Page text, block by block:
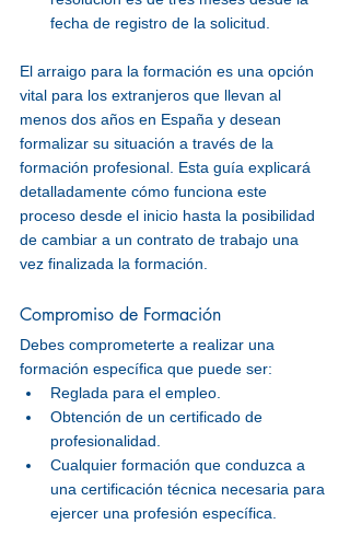
fecha de registro de la solicitud.
El arraigo para la formación es una opción
vital para los extranjeros que llevan al
menos dos años en España y desean
formalizar su situación a través de la
formación profesional. Esta guía explicará
detalladamente cómo funciona este
proceso desde el inicio hasta la posibilidad
de cambiar a un contrato de trabajo una
vez finalizada la formación.
Compromiso de Formación
Debes comprometerte a realizar una
formación específica que puede ser:
Reglada para el empleo.
Obtención de un certificado de
profesionalidad.
Cualquier formación que conduzca a
una certificación técnica necesaria para
ejercer una profesión específica.